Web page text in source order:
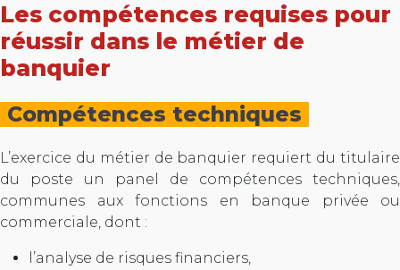
Les compétences requises pour
réussir dans le métier de
banquier
Compétences techniques
L’exercice du métier de banquier requiert du titulaire
du poste un panel de compétences techniques,
communes aux fonctions en banque privée ou
commerciale, dont :
l’analyse de risques financiers,